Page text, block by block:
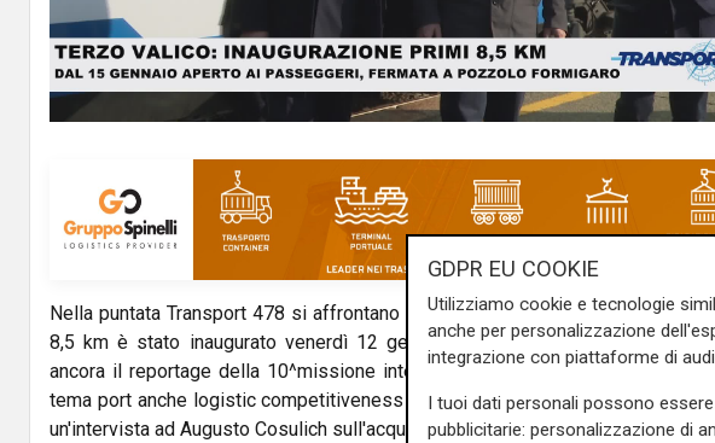
a
y
V
d
e
Nella puntata Transport 478 si affrontano i temi del Terzo Valico, il cui primo
8,5 km è stato inaugurato venerdì 12 gennaio alla presenza delle
ancora il reportage della 10^missione internazionale di Propeller club a
tema port anche logistic competitiveness and new challenges in a changing
un'intervista ad Augusto Cosulich sull'acquisizione di Trasgo.
GDPR EU COOKIE
Utilizziamo cookie e tecnologie
anche per personalizzazione
integrazione con piattaforme di
I tuoi dati personali possono
pubblicitarie: personalizzazione di